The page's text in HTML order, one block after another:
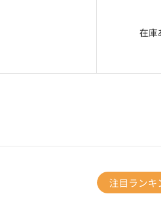
在庫
注目ランキ